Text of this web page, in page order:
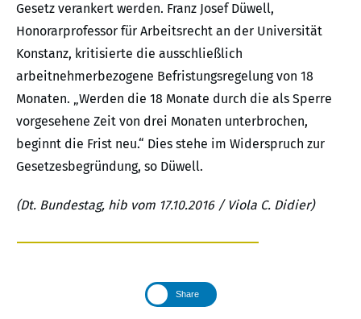
Gesetz verankert werden. Franz Josef Düwell,
Honorarprofessor für Arbeitsrecht an der Universität
Konstanz, kritisierte die ausschließlich
arbeitnehmerbezogene Befristungsregelung von 18
Monaten. „Werden die 18 Monate durch die als Sperre
vorgesehene Zeit von drei Monaten unterbrochen,
beginnt die Frist neu.“ Dies stehe im Widerspruch zur
Gesetzesbegründung, so Düwell.
(Dt. Bundestag, hib vom 17.10.2016 / Viola C. Didier)
Share